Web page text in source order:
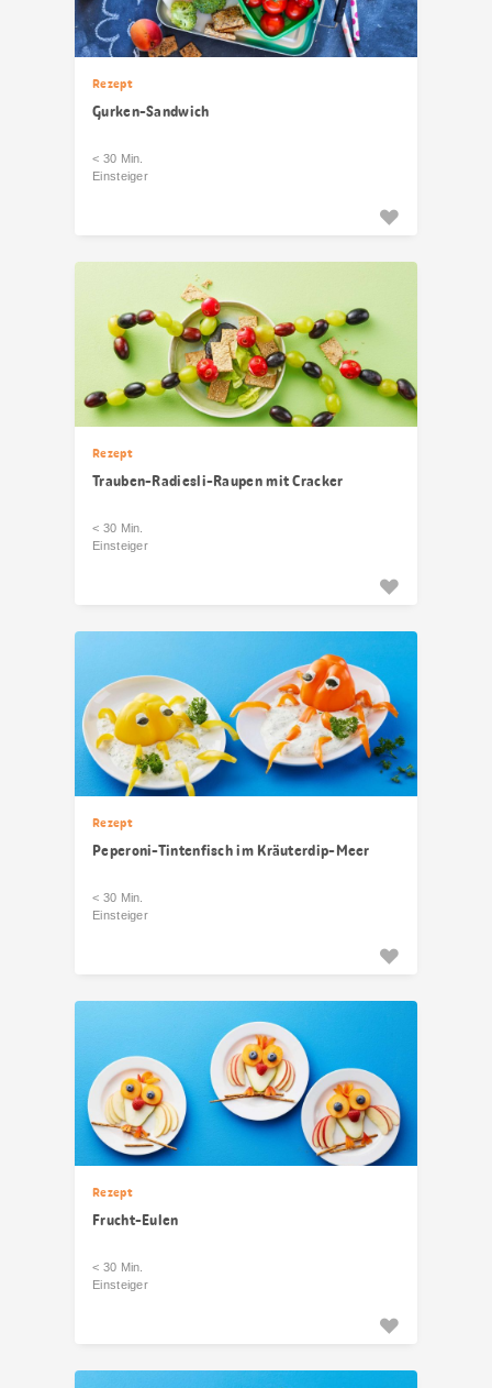
Rezept
Gurken-Sandwich
< 30 Min.
Einsteiger
Rezept
Trauben-Radiesli-Raupen mit Cracker
< 30 Min.
Einsteiger
Rezept
Peperoni-Tintenfisch im Kräuterdip-Meer
< 30 Min.
Einsteiger
Rezept
Frucht-Eulen
< 30 Min.
Einsteiger